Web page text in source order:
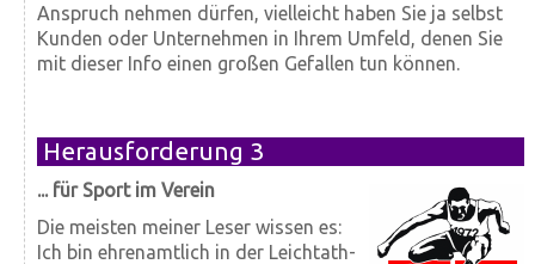
Anspruch nehmen dürfen, vielleicht haben Sie ja selbst
Kunden oder Unter­nehmen in Ihrem Umfeld, denen Sie
mit dieser Info einen großen Gefallen tun können.
Herausforderung 3
... für Sport im Verein
Die meisten meiner Leser wissen es:
Ich bin ehrenamtlich in der Leicht­ath­